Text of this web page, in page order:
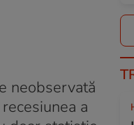
neobservată
a